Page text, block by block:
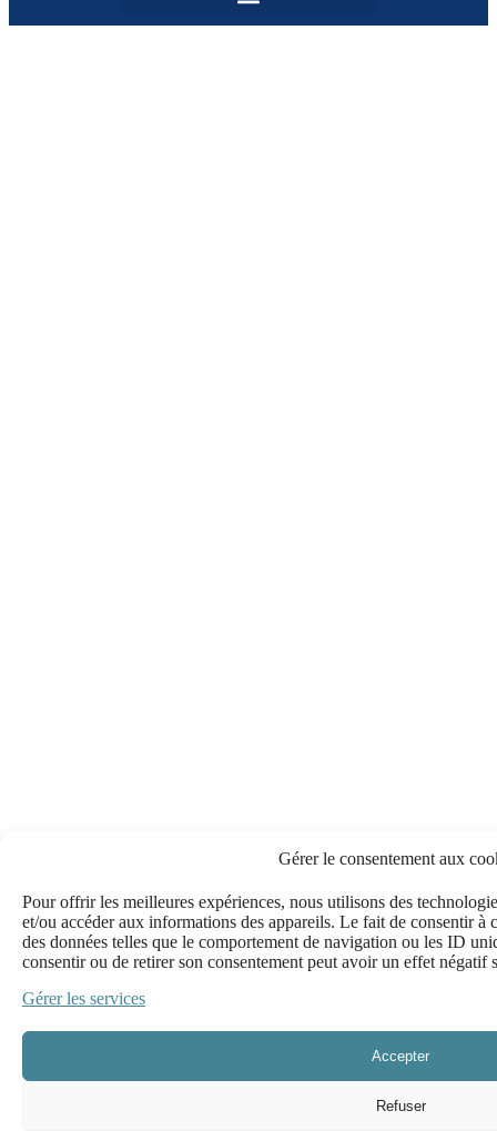
Gérer le consentement aux
Pour offrir les meilleures expériences, nous utilisons des
et/ou accéder aux informations des appareils. Le fait de consentir à
des données telles que le comportement de navigation ou les ID
consentir ou de retirer son consentement peut avoir un effet négatif
Gérer les services
Accepter
Refuser